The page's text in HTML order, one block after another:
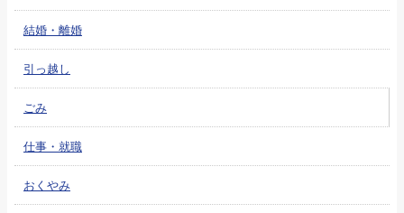
結婚・離婚
引っ越し
ごみ
仕事・就職
おくやみ